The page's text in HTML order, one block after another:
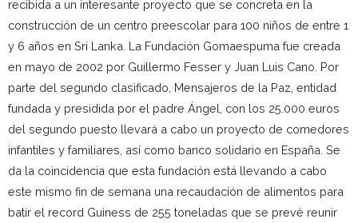
recibida a un interesante proyecto que se concreta en la
construcción de un centro preescolar para 100 niños de entre 1
y 6 años en Sri Lanka. La Fundación Gomaespuma fue creada
en mayo de 2002 por Guillermo Fesser y Juan Luis Cano. Por
parte del segundo clasificado, Mensajeros de la Paz, entidad
fundada y presidida por el padre Ángel, con los 25.000 euros
del segundo puesto llevará a cabo un proyecto de comedores
infantiles y familiares, así como banco solidario en España. Se
da la coincidencia que esta fundación está llevando a cabo
este mismo fin de semana una recaudación de alimentos para
batir el record Guiness de 255 toneladas que se prevé reunir